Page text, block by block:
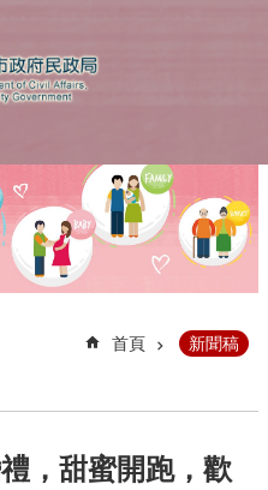
首頁 新聞稿
，甜蜜開跑，歡